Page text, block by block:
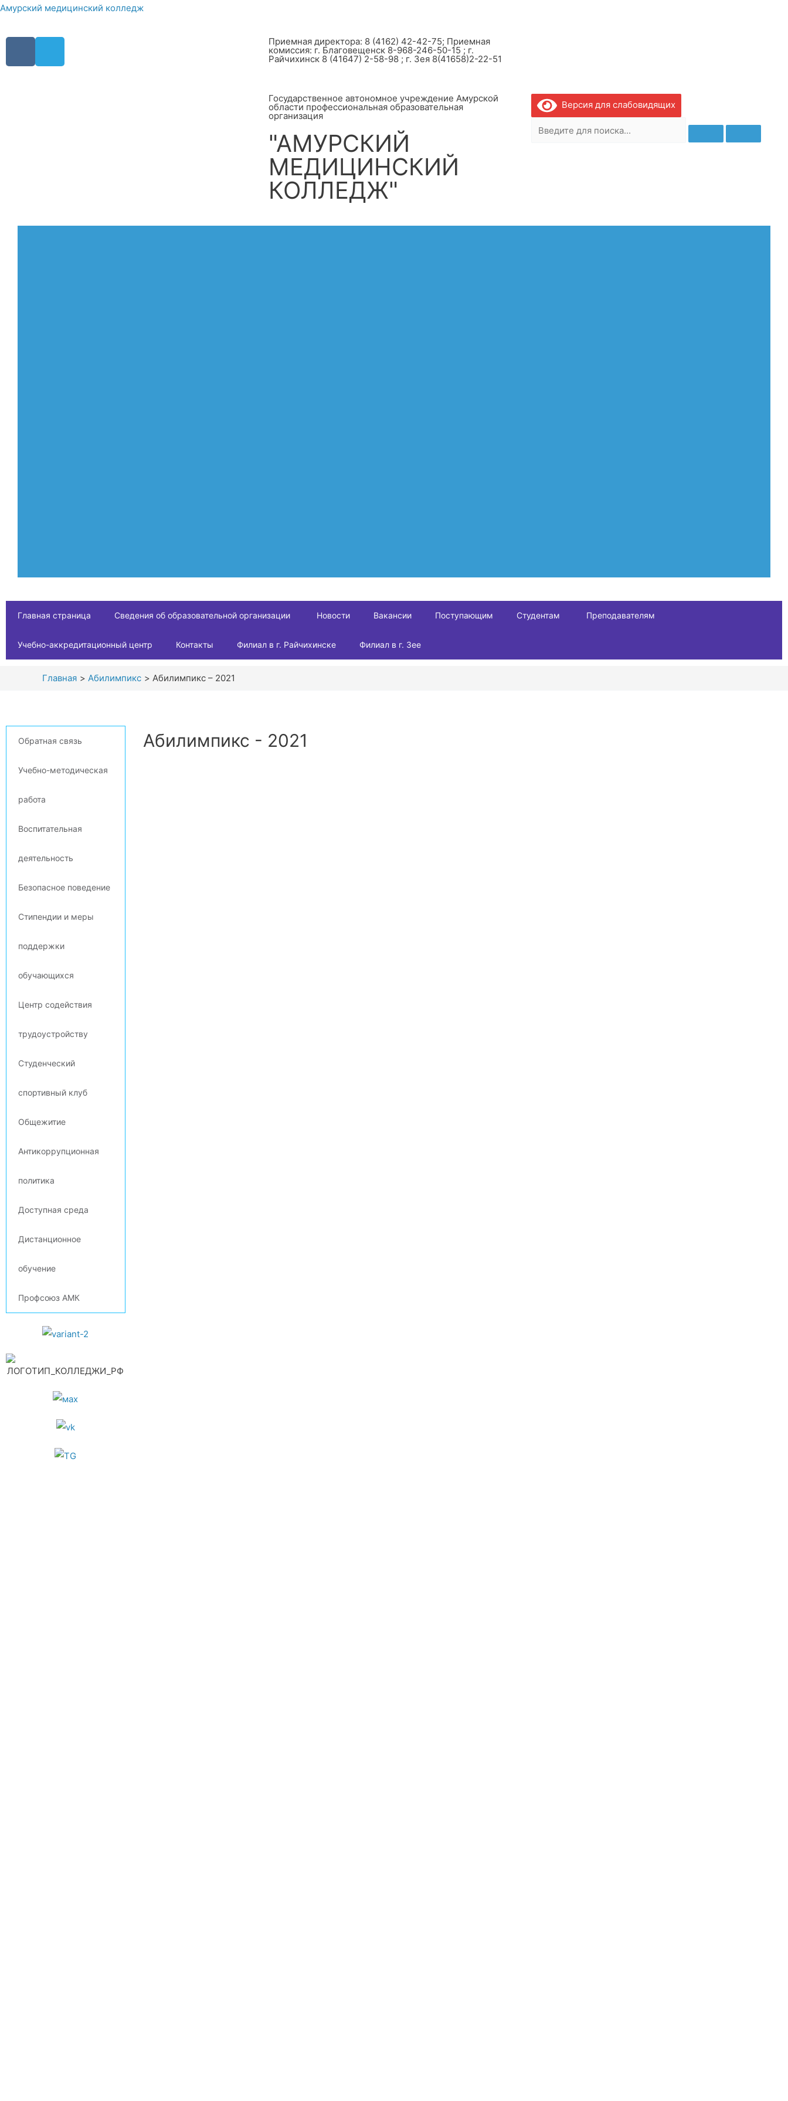
Амурский медицинский колледж
Приемная директора: 8 (4162) 42-42-75; Приемная
комиссия: г. Благовещенск 8-968-246-50-15 ; г.
Райчихинск 8 (41647) 2-58-98 ; г. Зея 8(41658)2-22-51
Государственное автономное учреждение Амурской
области профессиональная образовательная
организация
"АМУРСКИЙ
МЕДИЦИНСКИЙ
КОЛЛЕДЖ"
Версия для слабовидящих
Главная страница Сведения об образовательной организации Новости Вакансии Поступающим Студентам Преподавателям
Учебно-аккредитационный центр Контакты Филиал в г. Райчихинске Филиал в г. Зее
Главная Абилимпикс Абилимпикс – 2021
Обратная связь
Учебно-методическая
работа
Воспитательная
деятельность
Безопасное поведение
Стипендии и меры
поддержки
обучающихся
Центр содействия
трудоустройству
Студенческий
спортивный клуб
Общежитие
Антикоррупционная
политика
Доступная среда
Дистанционное
обучение
Профсоюз АМК
Абилимпикс - 2021